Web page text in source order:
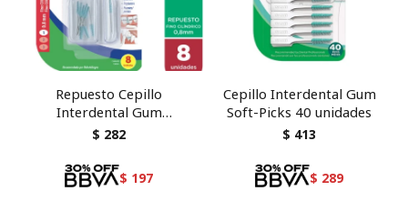
Repuesto Cepillo
Interdental Gum
Proxabrush Fino 314
$ 282
$ 197
Cepillo Interdental Gum
Soft-Picks 40 unidades
$ 413
$ 289